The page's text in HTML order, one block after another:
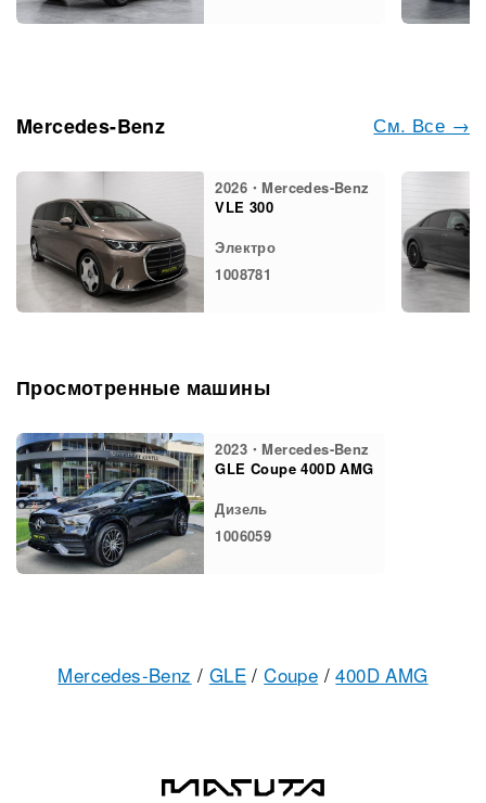
См. Все →
Mercedes-Benz
2026・Mercedes-Benz
VLE 300
Электро
1008781
Просмотренные машины
2023・Mercedes-Benz
GLE Coupe 400D AMG
Дизель
1006059
Mercedes-Benz / GLE / Coupe / 400D AMG